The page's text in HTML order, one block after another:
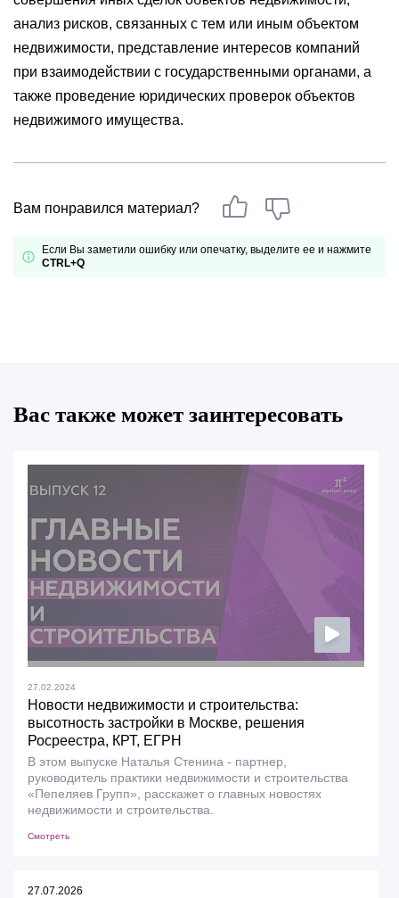
анализ рисков, связанных с тем или иным объектом
недвижимости, представление интересов компаний
при взаимодействии с государственными органами, а
также проведение юридических проверок объектов
недвижимого имущества.
Вам понравился материал?
Если Вы заметили ошибку или опечатку, выделите ее и нажмите
CTRL+Q
Вас также может заинтересовать
27.02.2024
Новости недвижимости и строительства:
высотность застройки в Москве, решения
Росреестра, КРТ, ЕГРН
В этом выпуске Наталья Стенина - партнер,
руководитель практики недвижимости и строительства
«Пепеляев Групп», расскажет о главных новостях
недвижимости и строительства.
Смотреть
27.07.2026